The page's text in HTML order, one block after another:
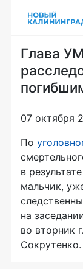
Глава
07 октября
По
в
мальчик,
на
во вторник
Сокрутенко.